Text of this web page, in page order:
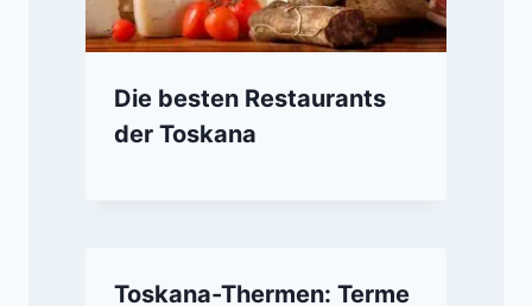
Die besten Restaurants
der Toskana
Toskana-Thermen: Terme